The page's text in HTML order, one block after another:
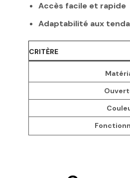
Accès facile et rapide
Adaptabilité aux
CRITÈRE